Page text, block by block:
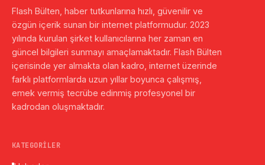
Flash Bülten, haber tutkunlarına hızlı, güvenilir ve
özgün içerik sunan bir internet platformudur. 2023
yılında kurulan şirket kullanıcılarına her zaman en
güncel bilgileri sunmayı amaçlamaktadır. Flash Bülten
içerisinde yer almakta olan kadro, internet üzerinde
farklı platformlarda uzun yıllar boyunca çalışmış,
emek vermiş tecrübe edinmiş profesyonel bir
kadrodan oluşmaktadır.
KATEGORILER